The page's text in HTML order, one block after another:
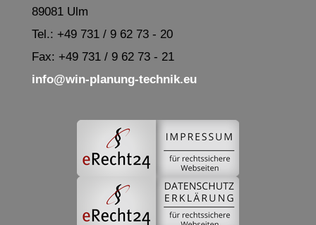
89081 Ulm
Tel.: +49 731 / 9 62 73 - 20
Fax: +49 731 / 9 62 73 - 21
info@win-planung-technik.eu